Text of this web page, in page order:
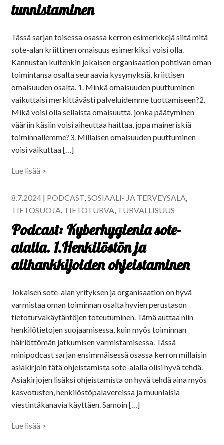
tunnistaminen
Tässä sarjan toisessa osassa kerron esimerkkejä siitä mitä
sote-alan kriittinen omaisuus esimerkiksi voisi olla.
Kannustan kuitenkin jokaisen organisaation pohtivan oman
toimintansa osalta seuraavia kysymyksiä, kriittisen
omaisuuden osalta. 1. Minkä omaisuuden puuttuminen
vaikuttaisi merkittävästi palveluidemme tuottamiseen?2.
Mikä voisi olla sellaista omaisuutta, jonka päätyminen
vääriin käsiin voisi aiheuttaa haittaa, jopa maineriskiä
toiminnallemme?3. Millaisen omaisuuden puuttuminen
voisi vaikuttaa […]
Lue lisää >
8.7.2024 | PODCAST,SOSIAALI- JA TERVEYSALA,
TIETOSUOJA, TIETOTURVA, TURVALLISUUS
Podcast: Kyberhygienia sote-
alalla. 1.Henkilöstön ja
alihankkijoiden ohjeistaminen
Jokaisen sote-alan yrityksen ja organisaation on hyvä
varmistaa oman toiminnan osalta hyvien perustason
tietoturvakäytäntöjen toteutuminen. Tämä auttaa niin
henkilötietojen suojaamisessa, kuin myös toiminnan
häiriöttömän jatkumisen varmistamisessa. Tässä
minipodcast sarjan ensimmäisessä osassa kerron millaisin
asiakirjoin tätä ohjeistamista sote-alalla olisi hyvä tehdä.
Asiakirjojen lisäksi ohjeistamista on hyvä tehdä aina myös
kasvotusten, henkilöstöpalavereissa ja muunlaisia
viestintäkanavia käyttäen. Samoin […]
Lue lisää >